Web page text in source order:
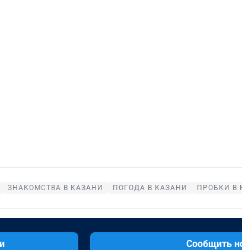
ЗНАКОМСТВА В КАЗАНИ ПОГОДА В КАЗАНИ ПРОБКИ В
Сообщить